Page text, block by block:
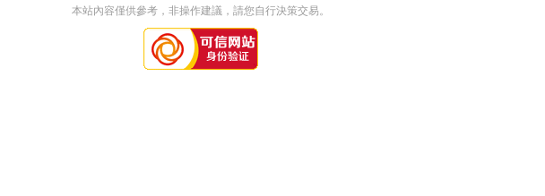
本站內容僅供參考，非操作建議，請您自行決策交易。